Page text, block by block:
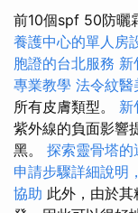
前10個spf 50防曬
養護中心的單人房
胞證的台北服務 新
專業教學 法令紋醫
所有皮膚類型。 新
紫外線的負面影響
黑。 探索靈骨塔
申請步驟詳細說明
協助 此外，由於